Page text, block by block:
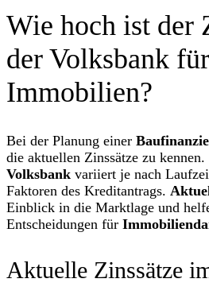
Wie hoch ist der
der Volksbank für
Immobilien?
Bei der Planung einer
die aktuellen Zinssätze zu kennen.
Volksbank variiert je nach
Faktoren des Kreditantrags.
Einblick in die Marktlage und
Entscheidungen für
Aktuelle Zinssätze